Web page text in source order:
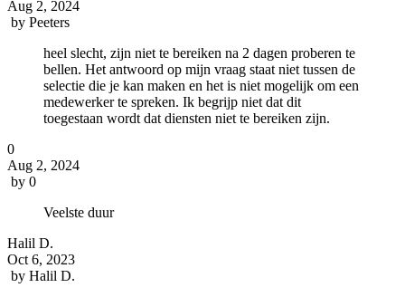
Aug 2, 2024
by Peeters
heel slecht, zijn niet te bereiken na 2 dagen proberen te
bellen. Het antwoord op mijn vraag staat niet tussen de
selectie die je kan maken en het is niet mogelijk om een
medewerker te spreken. Ik begrijp niet dat dit
toegestaan wordt dat diensten niet te bereiken zijn.
0
Aug 2, 2024
by 0
Veelste duur
Halil D.
Oct 6, 2023
by Halil D.